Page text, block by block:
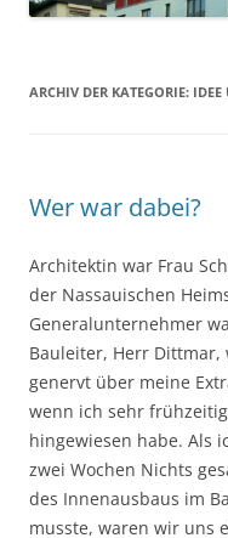
ARCHIV DER KATEGORIE:
Wer war dabei?
Architektin war Frau
der Nassauischen
Generalunternehmer
Bauleiter, Herr
genervt über meine
wenn ich sehr
hingewiesen habe. Als
zwei Wochen Nichts
des Innenausbaus im
musste, waren wir uns